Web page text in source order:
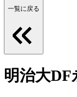
一覧に戻る
明治大DF